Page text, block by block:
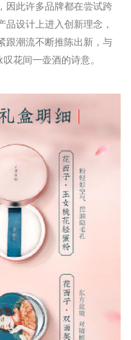
因此许多品牌都在尝试跨
设计上进入创新理念，
跟潮流不断推陈出新， 与
花间一壶酒的诗意。